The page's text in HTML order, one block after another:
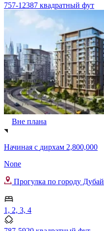
757-12387 квадратный фут
Вне плана
Начиная с дирхам 2,800,000
None
Прогулка по городу Дубай
1, 2, 3, 4